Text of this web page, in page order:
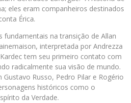
eles eram companheiros destinados
Érica.
fundamentais na transição de Allan
interpretada por Andrezza
tem seu primeiro contato com
radicalmente sua visão de mundo.
Russo, Pedro Pilar e Rogério
históricos como o
da Verdade.